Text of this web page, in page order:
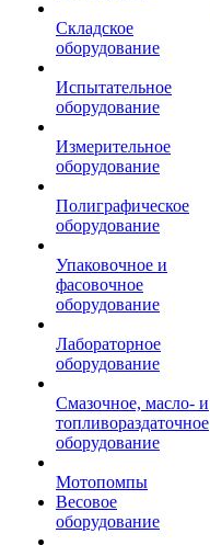
Складское
оборудование
Испытательное
оборудование
Измерительное
оборудование
Полиграфическое
оборудование
Упаковочное и
фасовочное
оборудование
Лабораторное
оборудование
Смазочное, масло- и
топливораздаточное
оборудование
Мотопомпы
Весовое
оборудование